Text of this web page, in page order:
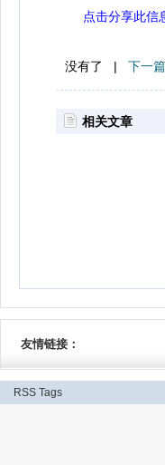
点击分享此信
没有了 | 下一
相关文章
友情链接：
RSS Tags